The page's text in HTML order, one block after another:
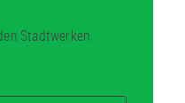
Stadtwerken